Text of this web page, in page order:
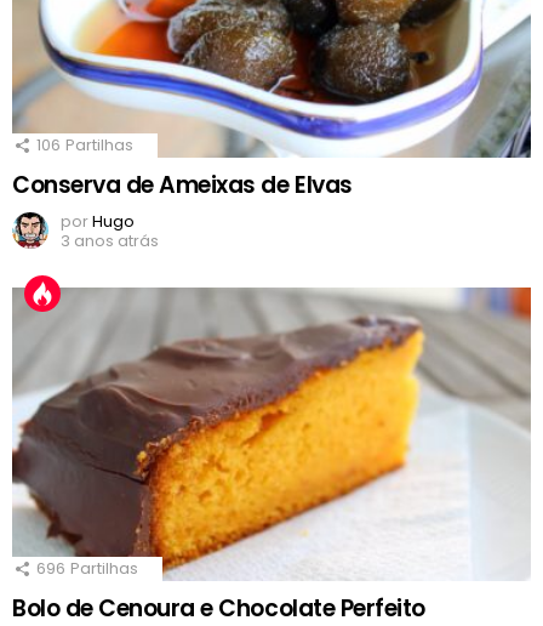
106 Partilhas
Conserva de Ameixas de Elvas
porHugo
3 anos atrás
696 Partilhas
Bolo de Cenoura e Chocolate Perfeito